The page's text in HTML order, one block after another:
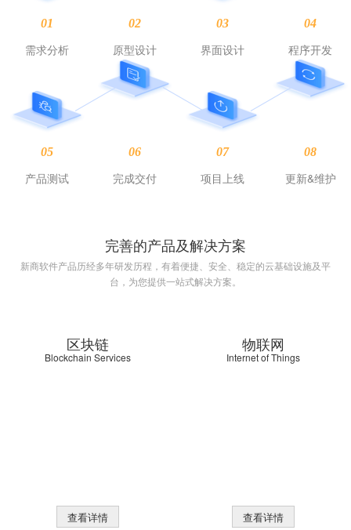
01
需求分析
02
原型设计
03
界面设计
04
程序开发
05
产品测试
06
完成交付
07
项目上线
08
更新&维护
完善的产品及解决方案
新商软件产品历经多年研发历程，有着便捷、安全、稳定的云基础设施及平
台，为您提供一站式解决方案。
区块链
Blockchain Services
查看详情
物联网
Internet of Things
查看详情